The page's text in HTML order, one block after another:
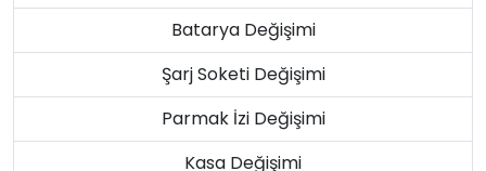
Batarya Değişimi
Şarj Soketi Değişimi
Parmak İzi Değişimi
Kasa Değişimi